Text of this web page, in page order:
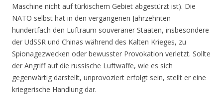
Maschine nicht auf türkischem Gebiet abgestürzt ist). Die
NATO selbst hat in den vergangenen Jahrzehnten
hundertfach den Luftraum souveräner Staaten, insbesondere
der UdSSR und Chinas während des Kalten Krieges, zu
Spionagezwecken oder bewusster Provokation verletzt. Sollte
der Angriff auf die russische Luftwaffe, wie es sich
gegenwärtig darstellt, unprovoziert erfolgt sein, stellt er eine
kriegerische Handlung dar.